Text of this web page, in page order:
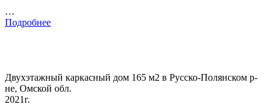
…
Подробнее
Двухэтажный каркасный дом 165 м2 в Русско-Полянском р-
не, Омской обл.
2021г.